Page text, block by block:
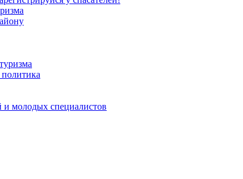
политика
молодых специалистов